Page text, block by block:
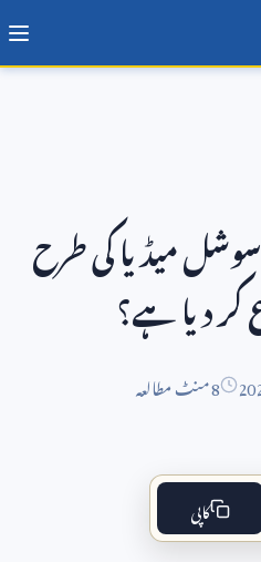
میڈیا کی طرح
کر دیا ہے؟
8 منٹ مطالعہ
کاپی